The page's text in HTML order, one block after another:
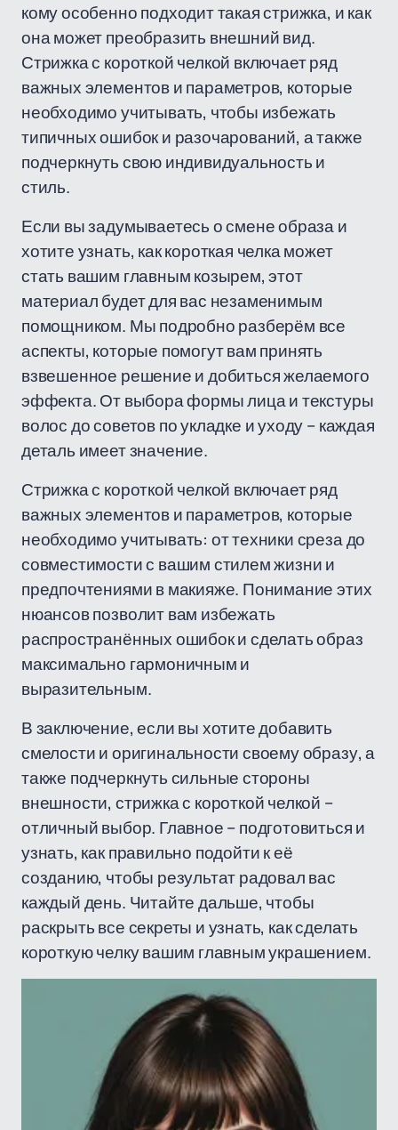
кому особенно подходит такая стрижка, и как
она может преобразить внешний вид.
Стрижка с короткой челкой включает ряд
важных элементов и параметров, которые
необходимо учитывать, чтобы избежать
типичных ошибок и разочарований, а также
подчеркнуть свою индивидуальность и
стиль.
Если вы задумываетесь о смене образа и
хотите узнать, как короткая челка может
стать вашим главным козырем, этот
материал будет для вас незаменимым
помощником. Мы подробно разберём все
аспекты, которые помогут вам принять
взвешенное решение и добиться желаемого
эффекта. От выбора формы лица и текстуры
волос до советов по укладке и уходу – каждая
деталь имеет значение.
Стрижка с короткой челкой включает ряд
важных элементов и параметров, которые
необходимо учитывать: от техники среза до
совместимости с вашим стилем жизни и
предпочтениями в макияже. Понимание этих
нюансов позволит вам избежать
распространённых ошибок и сделать образ
максимально гармоничным и
выразительным.
В заключение, если вы хотите добавить
смелости и оригинальности своему образу, а
также подчеркнуть сильные стороны
внешности, стрижка с короткой челкой –
отличный выбор. Главное – подготовиться и
узнать, как правильно подойти к её
созданию, чтобы результат радовал вас
каждый день. Читайте дальше, чтобы
раскрыть все секреты и узнать, как сделать
короткую челку вашим главным украшением.